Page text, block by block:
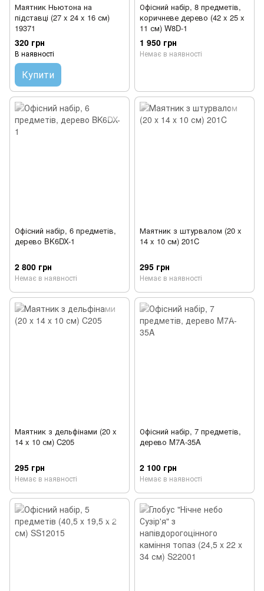
Маятник Ньютона на
підставці (27 x 24 x 16 см)
19371
320 грн
В наявності
Купити
Офісний набір, 8 предметів,
коричневе дерево (42 x 25 x
11 см) W8D-1
1 950 грн
Немає в наявності
Офісний набір, 6 предметів,
дерево BK6DX-1
2 800 грн
Немає в наявності
Маятник з штурвалом (20 x
14 x 10 см) 201C
295 грн
Немає в наявності
Маятник з дельфінами (20 x
14 x 10 см) C205
295 грн
Немає в наявності
Офісний набір, 7 предметів,
дерево M7A-35A
2 100 грн
Немає в наявності